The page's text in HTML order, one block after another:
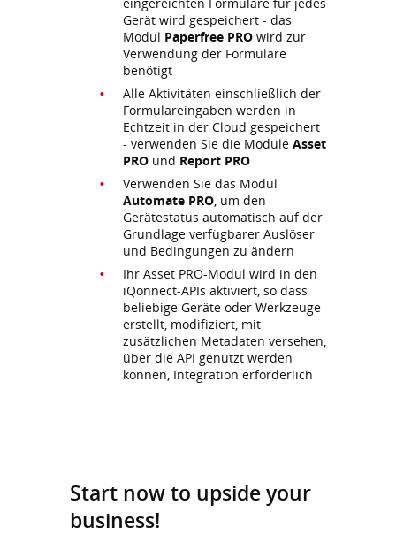
Gerät wird gespeichert - das
Modul Paperfree PRO wird zur
Verwendung der Formulare
benötigt
Alle Aktivitäten einschließlich der
Formulareingaben werden in
Echtzeit in der Cloud gespeichert
- verwenden Sie die Module Asset
PRO und Report PRO
Verwenden Sie das Modul
Automate PRO, um den
Gerätestatus automatisch auf der
Grundlage verfügbarer Auslöser
und Bedingungen zu ändern
Ihr Asset PRO-Modul wird in den
iQonnect-APIs aktiviert, so dass
beliebige Geräte oder Werkzeuge
erstellt, modifiziert, mit
zusätzlichen Metadaten versehen,
über die API genutzt werden
können, Integration erforderlich
Start now to upside your
business!